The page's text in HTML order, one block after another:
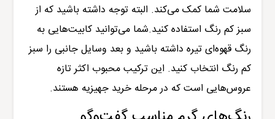
سلامت شما کمک می‌کند. البته توجه داشته باشید که از
سبز کم رنگ استفاده کنید.شما می‌توانید کابیت‌هایی به
رنگ قهوه‌ای تیره داشته باشید و بعد وسایل جانبی را سبز
کم رنگ انتخاب کنید. این ترکیب محبوب اکثر تازه
عروس‌هایی است که در مرحله خرید جهیزیه هستند.